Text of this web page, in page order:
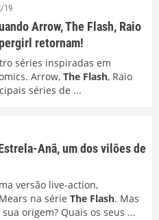
19
Arrow, The Flash, Raio
retornam!
séries inspiradas em
Arrow, The Flash, Raio
séries de ...
Anã, um dos vilões de
versão live-action,
na série The Flash. Mas
origem? Quais os seus ...